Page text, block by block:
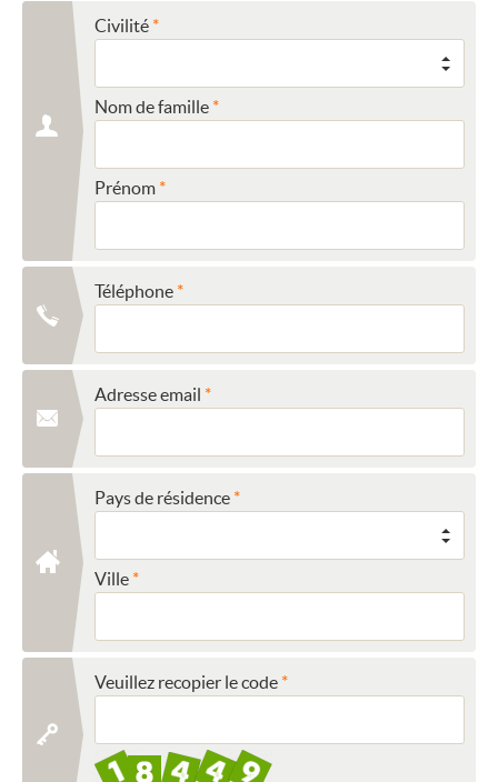
Civilité
Nom de famille
Prénom
Téléphone
Adresse email
Pays de résidence
Ville
Veuillez recopier le code